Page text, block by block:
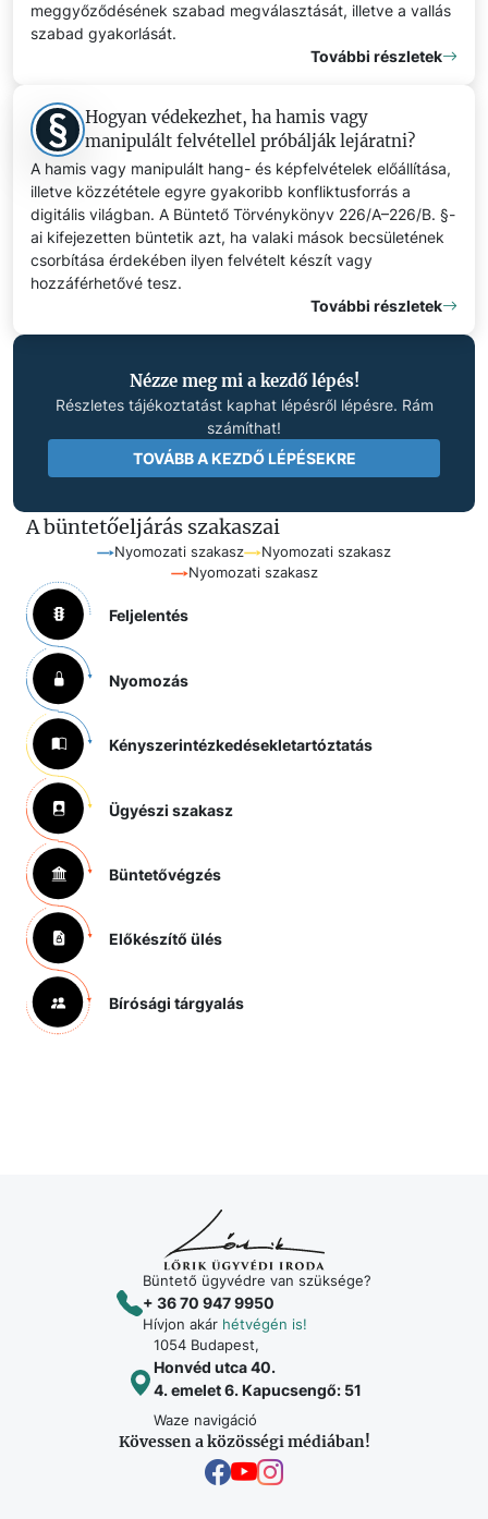
meggyőződésének szabad megválasztását, illetve a vallás
szabad gyakorlását.
További részletek
Hogyan védekezhet, ha hamis vagy
manipulált felvétellel próbálják lejáratni?
A hamis vagy manipulált hang- és képfelvételek előállítása,
illetve közzététele egyre gyakoribb konfliktusforrás a
digitális világban. A Büntető Törvénykönyv 226/A–226/B. §-
ai kifejezetten büntetik azt, ha valaki mások becsületének
csorbítása érdekében ilyen felvételt készít vagy
hozzáférhetővé tesz.
További részletek
Nézze meg mi a kezdő lépés!
Részletes tájékoztatást kaphat lépésről lépésre. Rám
számíthat!
TOVÁBB A KEZDŐ LÉPÉSEKRE
A büntetőeljárás szakaszai
Nyomozati szakasz
Nyomozati szakasz
Nyomozati szakasz
Feljelentés
Nyomozás
Kényszerintézkedésekletartóztatás
Ügyészi szakasz
Büntetővégzés
Előkészítő ülés
Bírósági tárgyalás
Büntető ügyvédre van szüksége?
+ 36 70 947 9950
Hívjon akár hétvégén is!
1054 Budapest,
Honvéd utca 40.
4. emelet 6. Kapucsengő: 51
Waze navigáció
Kövessen a közösségi médiában!